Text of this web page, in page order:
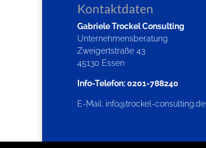
Kontaktdaten
Gabriele Trockel Consulting
Unternehmensberatung
Zweigertstraße 43
45130 Essen
Info-Telefon: 0201-788240
E-Mail: info@trockel-consulting.de